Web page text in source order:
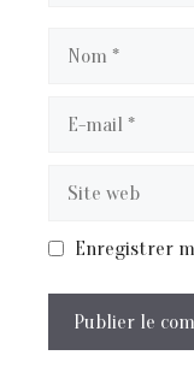
Enregistrer